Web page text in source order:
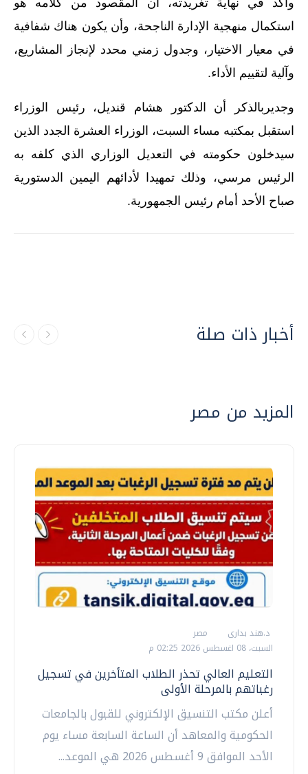
استكمال منهجية الإدارة الناجحة، وأن يكون هناك شفافية
في معيار الاختيار، وجدول زمني محدد لإنجاز المشاريع،
وآلية لتقييم الأداء.
وجديربالذكر أن الدكتور هشام قنديل، رئيس الوزراء
استقبل بمكتبه مساء السبت، الوزراء العشرة الجدد الذين
سيدخلون حكومته في التعديل الوزاري الذي كلفه به
الرئيس مرسي، وذلك تمهيدا لأدائهم اليمين الدستورية
صباح الأحد أمام رئيس الجمهورية.
أخبار ذات صلة
المزيد من مصر
د.هند بدارى
مصر
السبت، 08 اغسطس 2026 02:25 م
التعليم العالي تحذر الطلاب المتأخرين في تسجيل
رغباتهم بالمرحلة الأولى
أعلن مكتب التنسيق الإلكتروني للقبول بالجامعات
الحكومية والمعاهد أن الساعة السابعة مساء يوم
الأحد الموافق 9 أغسطس 2026 هي الموعد...